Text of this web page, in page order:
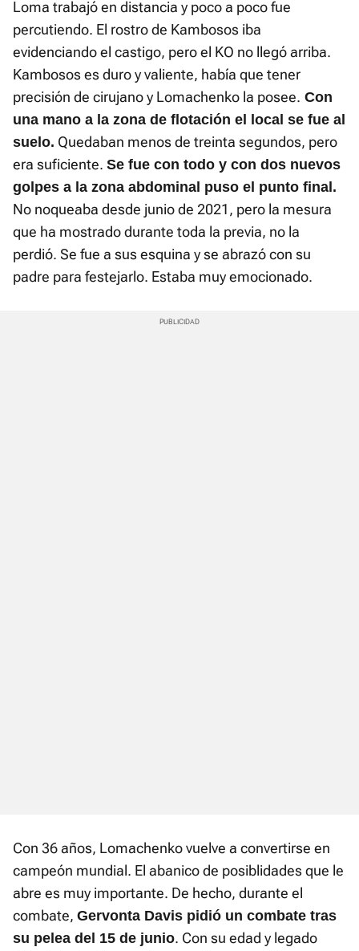
Loma trabajó en distancia y poco a poco fue
percutiendo. El rostro de Kambosos iba
evidenciando el castigo, pero el KO no llegó arriba.
Kambosos es duro y valiente, había que tener
precisión de cirujano y Lomachenko la posee. Con
una mano a la zona de flotación el local se fue al
suelo. Quedaban menos de treinta segundos, pero
era suficiente. Se fue con todo y con dos nuevos
golpes a la zona abdominal puso el punto final.
No noqueaba desde junio de 2021, pero la mesura
que ha mostrado durante toda la previa, no la
perdió. Se fue a sus esquina y se abrazó con su
padre para festejarlo. Estaba muy emocionado.
Con 36 años, Lomachenko vuelve a convertirse en
campeón mundial. El abanico de posiblidades que le
abre es muy importante. De hecho, durante el
combate, Gervonta Davis pidió un combate tras
su pelea del 15 de junio. Con su edad y legado